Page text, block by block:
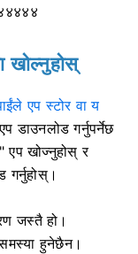
एप स्टोर वा य
गर्नुपर्नेछ
खोज्नुहोस् र
जस्तै हो।
हुनेछैन।